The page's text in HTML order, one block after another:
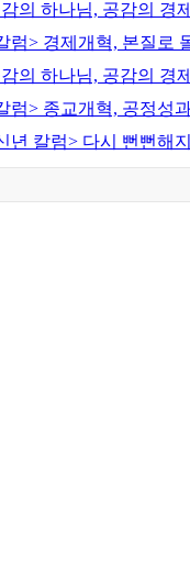
의 하나님, 공감의 경
럼> 경제개혁, 본질로
의 하나님, 공감의 경
럼> 종교개혁, 공정성
년 칼럼> 다시 뻔뻔해